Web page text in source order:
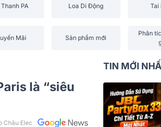
PA Loa Di Động Tai
Mãi Sản phẩm mới
Phân
là “siêu
Châu Elec
TIN MỚI